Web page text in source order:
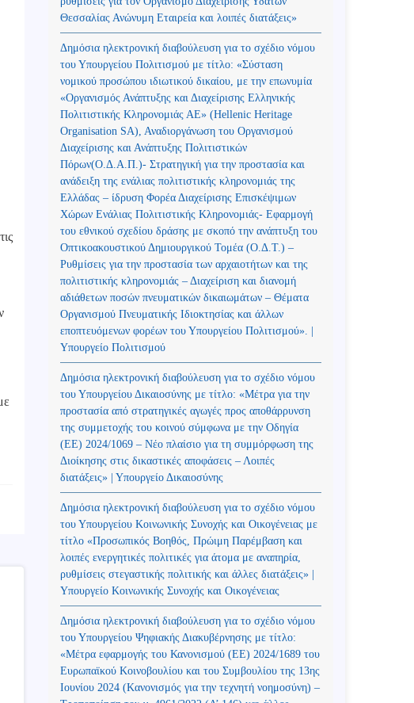
Θεσσαλίας Ανώνυμη Εταιρεία και λοιπές διατάξεις»
Δημόσια ηλεκτρονική διαβούλευση για το σχέδιο νόμου
του Υπουργείου Πολιτισμού με τίτλο: «Σύσταση
νομικού προσώπου ιδιωτικού δικαίου, με την επωνυμία
«Οργανισμός Ανάπτυξης και Διαχείρισης Ελληνικής
Πολιτιστικής Κληρονομιάς ΑΕ» (Hellenic Heritage
Organisation SA), Αναδιοργάνωση του Οργανισμού
Διαχείρισης και Ανάπτυξης Πολιτιστικών
Πόρων(Ο.Δ.Α.Π.)- Στρατηγική για την προστασία και
ανάδειξη της ενάλιας πολιτιστικής κληρονομιάς της
Ελλάδας – ίδρυση Φορέα Διαχείρισης Επισκέψιμων
Χώρων Ενάλιας Πολιτιστικής Κληρονομιάς- Εφαρμογή
του εθνικού σχεδίου δράσης με σκοπό την ανάπτυξη του
Οπτικοακουστικού Δημιουργικού Τομέα (Ο.Δ.Τ.) –
Ρυθμίσεις για την προστασία των αρχαιοτήτων και της
πολιτιστικής κληρονομιάς – Διαχείριση και διανομή
αδιάθετων ποσών πνευματικών δικαιωμάτων – Θέματα
Οργανισμού Πνευματικής Ιδιοκτησίας και άλλων
εποπτευόμενων φορέων του Υπουργείου Πολιτισμού». |
Υπουργείο Πολιτισμού
Δημόσια ηλεκτρονική διαβούλευση για το σχέδιο νόμου
του Υπουργείου Δικαιοσύνης με τίτλο: «Μέτρα για την
προστασία από στρατηγικές αγωγές προς αποθάρρυνση
της συμμετοχής του κοινού σύμφωνα με την Οδηγία
(ΕΕ) 2024/1069 – Νέο πλαίσιο για τη συμμόρφωση της
Διοίκησης στις δικαστικές αποφάσεις – Λοιπές
διατάξεις» | Υπουργείο Δικαιοσύνης
Δημόσια ηλεκτρονική διαβούλευση για το σχέδιο νόμου
του Υπουργείου Κοινωνικής Συνοχής και Οικογένειας με
τίτλο «Προσωπικός Βοηθός, Πρώιμη Παρέμβαση και
λοιπές ενεργητικές πολιτικές για άτομα με αναπηρία,
ρυθμίσεις στεγαστικής πολιτικής και άλλες διατάξεις» |
Υπουργείο Κοινωνικής Συνοχής και Οικογένειας
Δημόσια ηλεκτρονική διαβούλευση για το σχέδιο νόμου
του Υπουργείου Ψηφιακής Διακυβέρνησης με τίτλο:
«Μέτρα εφαρμογής του Κανονισμού (ΕΕ) 2024/1689 του
Ευρωπαϊκού Κοινοβουλίου και του Συμβουλίου της 13ης
Ιουνίου 2024 (Kανονισμός για την τεχνητή νοημοσύνη) –